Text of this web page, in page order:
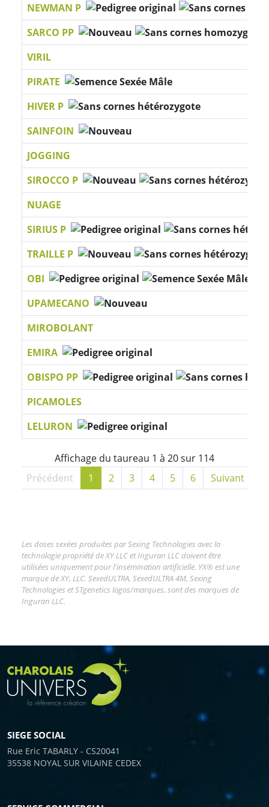
NEWMAN P
SARCO PP
VIRIL
PIRATE
HIVER P
SAINFOIN
JOGGING
SIROCCO P
NUAGE
SIRIUS P
TRAILLE P
OBI
UPAMECANO
MIROBOLANT
EMIRA
OBISPO PP
PICAMOLES
LELURON
Affichage du taureau 1 à 20 sur 114
Précédent 1 2 3 4 5 6 Suivant
Les doses sexées produites par Sexing Technologies avec la
technologie propriété de XY LLC et Inguran LLC doivent être
utilisées uniquement pour l'insémination artificielle. YX® est une
marque de XY, LLC. SexedULTRA, SexedULTRA 4M, Sexing
Technologies et STgenetics logos/marques, sont des marques de
Inguran LLC.
SIEGE SOCIAL
Rue Eric TABARLY - CS20041
35538 NOYAL SUR VILAINE CEDEX